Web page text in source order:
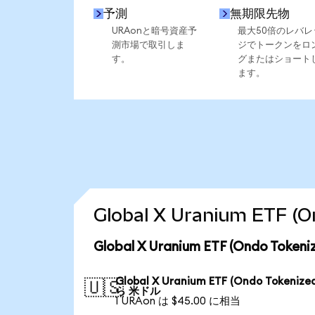
予測
URAonと暗号資産予
測市場で取引しま
す。
無期限先物
最大50倍のレバレ
ジでトークンをロ
グまたはショート
ます。
Global X Uranium ETF
Global X Uranium ETF (Ondo
🇺🇸Global X Uranium ETF (Ondo
ら 米ドル
1 URAon は $45.00 に相当